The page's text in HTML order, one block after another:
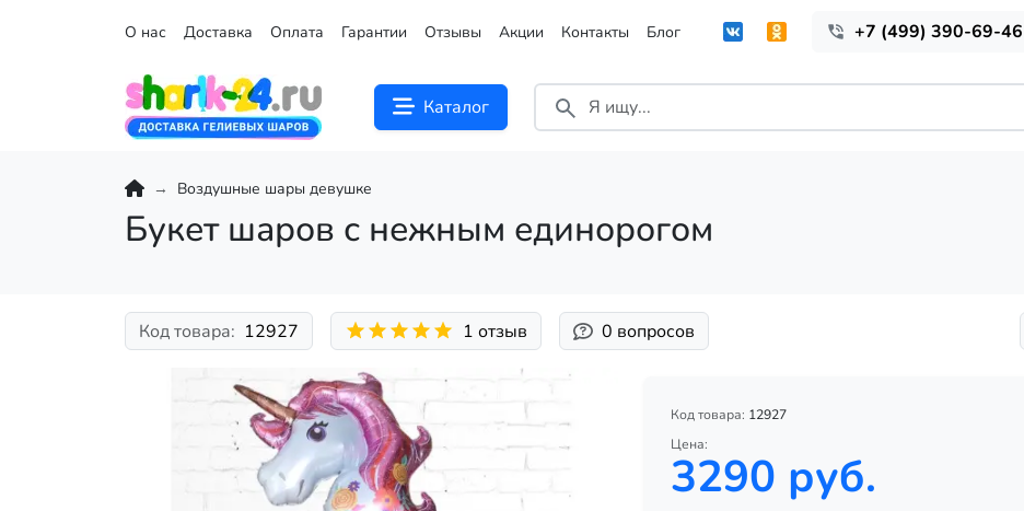
О нас Доставка Оплата Гарантии Отзывы Акции Контакты Блог +7 (499) 390-69-46
Каталог
Воздушные шары девушке
Букет шаров с нежным единорогом
Код товара: 12927 1 отзыв 0 вопросов
Код товара: 12927
Цена:
3290 руб.